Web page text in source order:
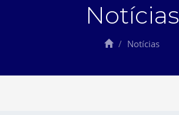
Notícias
Notícias